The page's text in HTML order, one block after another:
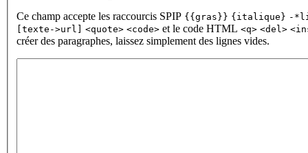
Ce champ accepte les raccourcis SPIP {{gras}} {italique} -
[texte->url]
<quote> <code> et le code HTML <q> <del>
créer des paragraphes, laissez simplement des lignes vides.